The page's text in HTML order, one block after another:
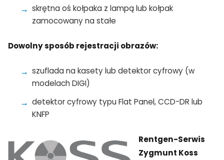
skrętna oś kołpaka z lampą lub kołpak
zamocowany na stałe
Dowolny sposób rejestracji obrazów:
szuflada na kasety lub detektor cyfrowy (w
modelach DIGI)
detektor cyfrowy typu Flat Panel, CCD-DR lub
KNFP
Rentgen-Serwis
Zygmunt Koss